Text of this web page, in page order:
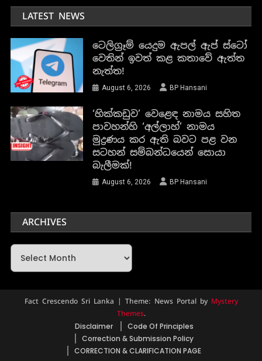
LATEST NEWS
ටෙලිග්‍රෑම් යෙදුම ඇපල් ඇප් ස්ටෝ
වෙතින් ඉවත් කළ කතාවේ ඇත්ත
නැත්ත!
August 6, 2026 BP Hansani
‘හික්කඩුව’ වෙළෙඳ නාමය සහිත
පාවහන්හි ‘අල්ලාහ්’ නාමය
මුද්‍රණය කර ඇති බවට පළ වන
සටහන් සම්බන්ධයෙන් සොයා
බැලීමක්!
August 6, 2026 BP Hansani
ARCHIVES
Archives
Fact Crescendo Sri Lanka | Theme: News Portal by Mystery
Themes.
Disclaimer
Code Of Principles
Correction & Submission Policy
CORRECTION & CLARIFICATION PAGE